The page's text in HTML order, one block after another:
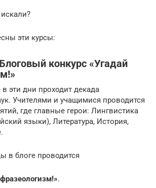
эти курсы:
конкурс «Угадай
эти дни проходит декада
Учителями и учащимися проводится
где главные герои: Лингвистика
языки), Литература, История,
в блоге проводится
.